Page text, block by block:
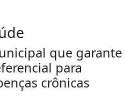
que garante
para
crônicas